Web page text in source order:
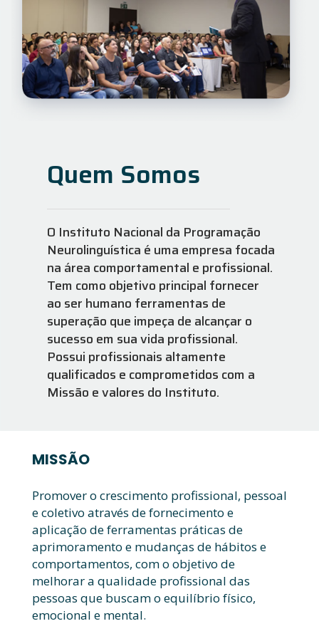
Quem Somos
O Instituto Nacional da Programação
Neurolinguística é uma empresa focada
na área comportamental e profissional.
Tem como objetivo principal fornecer
ao ser humano ferramentas de
superação que impeça de alcançar o
sucesso em sua vida profissional.
Possui profissionais altamente
qualificados e comprometidos com a
Missão e valores do Instituto.
MISSÃO
Promover o crescimento profissional, pessoal
e coletivo através de fornecimento e
aplicação de ferramentas práticas de
aprimoramento e mudanças de hábitos e
comportamentos, com o objetivo de
melhorar a qualidade profissional das
pessoas que buscam o equilíbrio físico,
emocional e mental.